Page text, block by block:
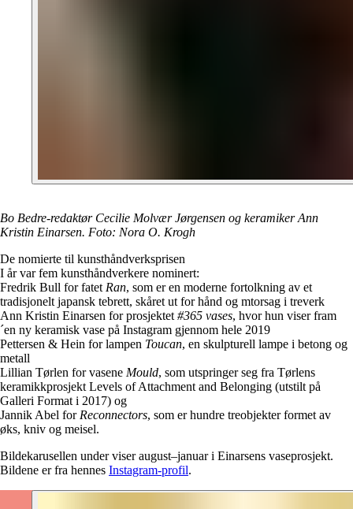
Bo Bedre-redaktør Cecilie Molvær Jørgensen og keramiker Ann
Kristin Einarsen. Foto: Nora O. Krogh
De nomierte til kunsthåndverksprisen
I år var fem kunsthåndverkere nominert:
Fredrik Bull for fatet Ran, som er en moderne fortolkning av et
tradisjonelt japansk tebrett, skåret ut for hånd og mtorsag i treverk
Ann Kristin Einarsen for prosjektet #365 vases, hvor hun viser fram
´en ny keramisk vase på Instagram gjennom hele 2019
Pettersen & Hein for lampen Toucan, en skulpturell lampe i betong og
metall
Lillian Tørlen for vasene Mould, som utspringer seg fra Tørlens
keramikkprosjekt Levels of Attachment and Belonging (utstilt på
Galleri Format i 2017) og
Jannik Abel for Reconnectors, som er hundre treobjekter formet av
øks, kniv og meisel.
Bildekarusellen under viser august–januar i Einarsens vaseprosjekt.
Bildene er fra hennes Instagram-profil.